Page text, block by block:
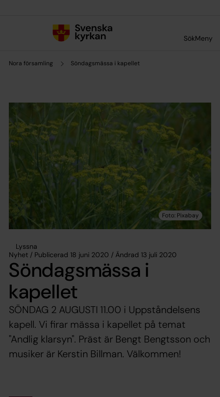
SökMeny
Nora församling Söndagsmässa i kapellet
Lyssna
Nyhet / Publicerad 18 juni 2020 / Ändrad 13 juli 2020
Söndagsmässa i
kapellet
SÖNDAG 2 AUGUSTI 11.00 i Uppståndelsens
kapell. Vi firar mässa i kapellet på temat
"Andlig klarsyn". Präst är Bengt Bengtsson och
musiker är Kerstin Billman. Välkommen!